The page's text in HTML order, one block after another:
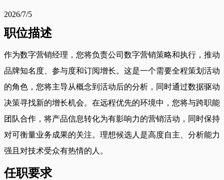
2026/7/5
职位描述
作为数字营销经理，您将负责公司数字营销策略和执行，推动
品牌知名度、参与度和订阅增长。这是一个需要全程策划活动
的角色，您将主导从概念到活动后的分析，同时通过数据驱动
决策寻找新的增长机会。在远程优先的环境中，您将与跨职能
团队合作，将产品信息转化为有影响力的营销活动，同时保持
对可衡量业务成果的关注。理想候选人是高度自主、分析能力
强且对技术受众有热情的人。
任职要求